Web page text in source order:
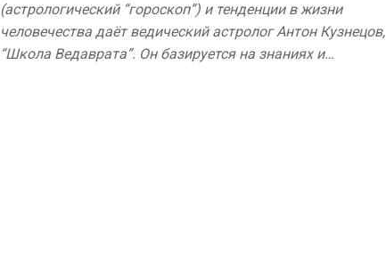
(астрологический “гороскоп”) и тенденции в жизни
человечества даёт ведический астролог Антон Кузнецов,
“Школа Ведаврата”. Он базируется на знаниях и…